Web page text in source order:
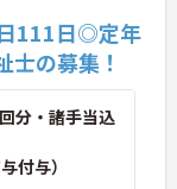
日111日◎定年
の募集！
分・諸手当込
付与）